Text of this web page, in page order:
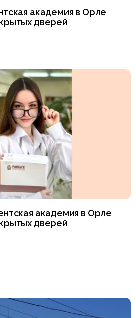
академия в Орле
дверей
академия в Орле
дверей